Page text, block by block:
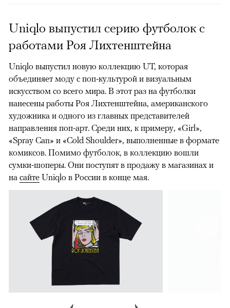
Uniqlo выпустил серию футболок с
работами Роя Лихтенштейна
Uniqlo выпустил новую коллекцию UT, которая
объединяет моду с поп-культурой и визуальным
искусством со всего мира. В этот раз на футболки
нанесены работы Роя Лихтенштейна, американского
художника и одного из главных представителей
направления поп-арт. Среди них, к примеру, «Girl»,
«Spray Can» и «Cold Shoulder», выполненные в формате
комиксов. Помимо футболок, в коллекцию вошли
сумки-шоперы. Они поступят в продажу в магазинах и
на сайте Uniqlo в России в конце мая.